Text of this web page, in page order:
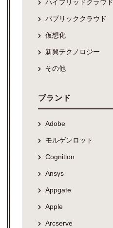
ハイブリッドクラウド
パブリッククラウド
仮想化
新興テクノロジー
その他
ブランド
Adobe
モルゲンロット
Cognition
Ansys
Appgate
Apple
Arcserve